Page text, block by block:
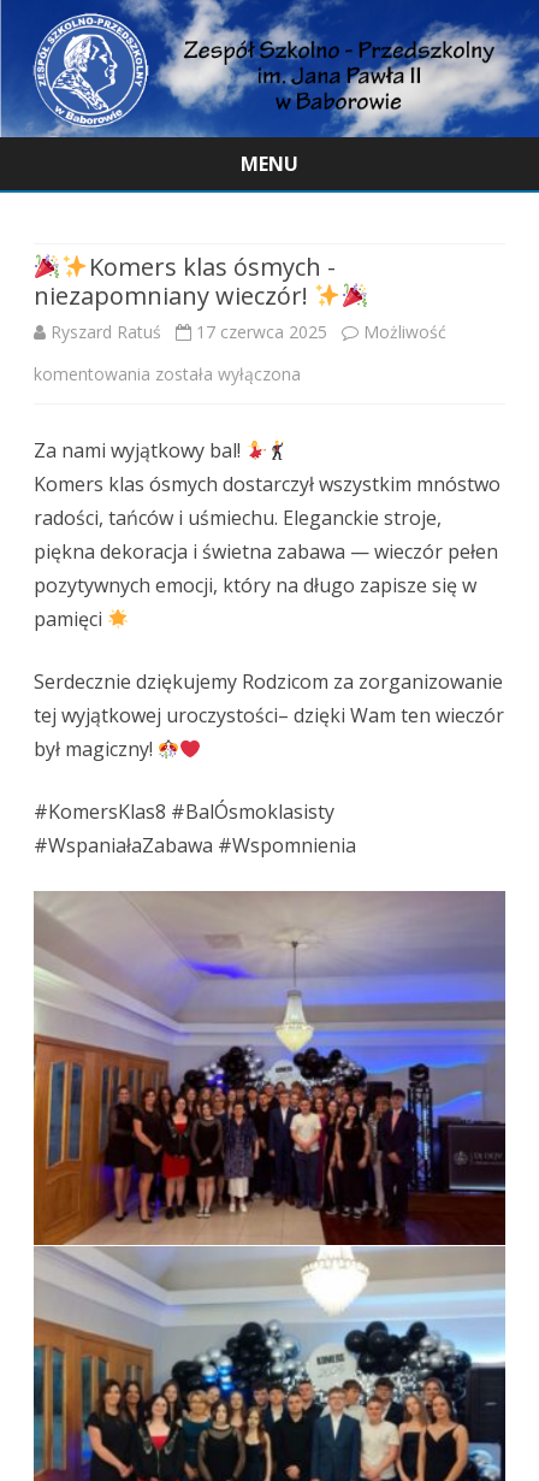
MENU
Komers klas ósmych -
niezapomniany wieczór!
Ryszard Ratuś 17 czerwca 2025
Możliwość
komentowania
Komers
ósmych
-
została wyłączona
Za nami wyjątkowy bal!
Komers klas ósmych dostarczył wszystkim mnóstwo
radości, tańców i uśmiechu. Eleganckie stroje,
piękna dekoracja i świetna zabawa — wieczór pełen
pozytywnych emocji, który na długo zapisze się w
pamięci
Serdecznie dziękujemy Rodzicom za zorganizowanie
tej wyjątkowej uroczystości– dzięki Wam ten wieczór
był magiczny!
#KomersKlas8 #BalÓsmoklasisty
#WspaniałaZabawa #Wspomnienia